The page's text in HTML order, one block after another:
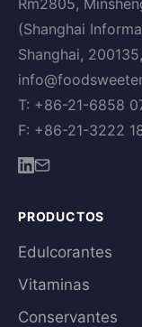
Rm2805,
(Shanghai
Shanghai,
T: +86-21-6858
F: +86-21-3222
PRODUCTOS
Edulcorantes
Vitaminas
Conservantes